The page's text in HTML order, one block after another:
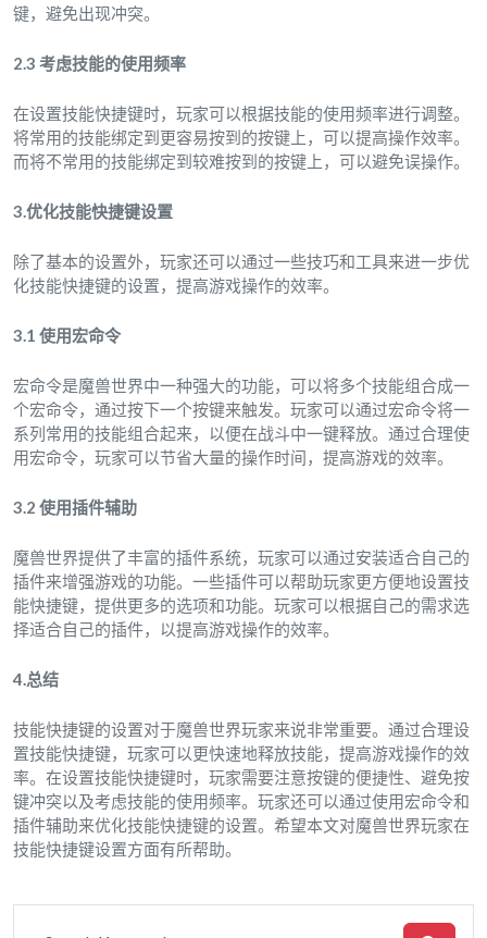
键，避免出现冲突。
2.3 考虑技能的使用频率
在设置技能快捷键时，玩家可以根据技能的使用频率进行调整。
将常用的技能绑定到更容易按到的按键上，可以提高操作效率。
而将不常用的技能绑定到较难按到的按键上，可以避免误操作。
3.优化技能快捷键设置
除了基本的设置外，玩家还可以通过一些技巧和工具来进一步优
化技能快捷键的设置，提高游戏操作的效率。
3.1 使用宏命令
宏命令是魔兽世界中一种强大的功能，可以将多个技能组合成一
个宏命令，通过按下一个按键来触发。玩家可以通过宏命令将一
系列常用的技能组合起来，以便在战斗中一键释放。通过合理使
用宏命令，玩家可以节省大量的操作时间，提高游戏的效率。
3.2 使用插件辅助
魔兽世界提供了丰富的插件系统，玩家可以通过安装适合自己的
插件来增强游戏的功能。一些插件可以帮助玩家更方便地设置技
能快捷键，提供更多的选项和功能。玩家可以根据自己的需求选
择适合自己的插件，以提高游戏操作的效率。
4.总结
技能快捷键的设置对于魔兽世界玩家来说非常重要。通过合理设
置技能快捷键，玩家可以更快速地释放技能，提高游戏操作的效
率。在设置技能快捷键时，玩家需要注意按键的便捷性、避免按
键冲突以及考虑技能的使用频率。玩家还可以通过使用宏命令和
插件辅助来优化技能快捷键的设置。希望本文对魔兽世界玩家在
技能快捷键设置方面有所帮助。